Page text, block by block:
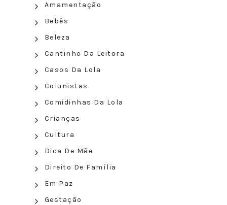
Amamentação
Bebês
Beleza
Cantinho Da Leitora
Casos Da Lola
Colunistas
Comidinhas Da Lola
Crianças
Cultura
Dica De Mãe
Direito De Família
Em Paz
Gestação